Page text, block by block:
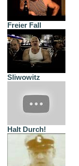
Freier Fall
Sliwowitz
Halt Durch!